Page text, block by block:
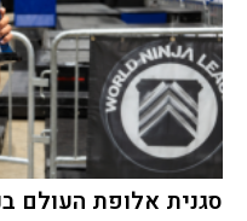
סגנית אלופת העולם